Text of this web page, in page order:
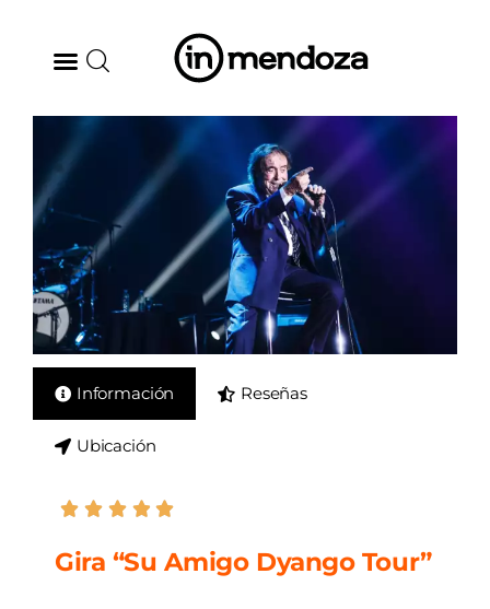
BODEGAS
GASTRONOMÍA
ARTE & CULTURA
MÚSICA
TENDENCIAS
Información Reseñas
Ubicación
Gira “Su Amigo Dyango Tour”